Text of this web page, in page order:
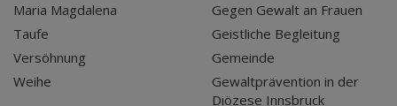
Maria Magdalena
Taufe
Versöhnung
Weihe
Gegen Gewalt an Frauen
Geistliche Begleitung
Gemeinde
Gewaltprävention in der
Diözese Innsbruck